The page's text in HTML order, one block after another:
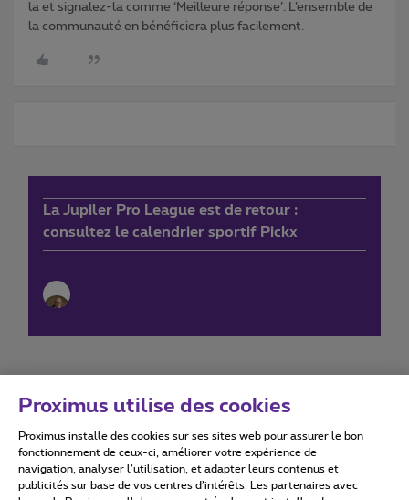
la et signalez-la comme ‘Meilleure réponse’. L’ensemble de
la communauté en bénéficiera plus facilement.
La Jupiler Pro League est de retour :
consultez le calendrier sportif Pickx
Conditions d'utilisation Accessibility statement
Proximus utilise des cookies
Proximus installe des cookies sur ses sites web pour assurer le bon
fonctionnement de ceux-ci, améliorer votre expérience de
navigation, analyser l’utilisation, et adapter leurs contenus et
publicités sur base de vos centres d’intérêts. Les partenaires avec